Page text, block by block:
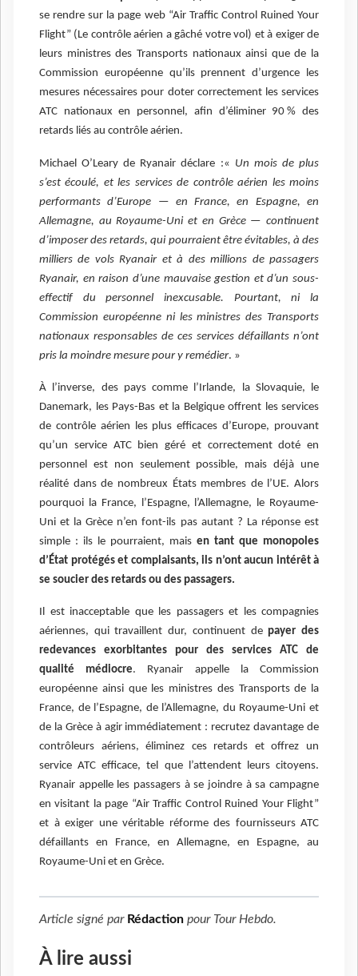
se rendre sur la page web “Air Traffic Control Ruined Your
Flight” (Le contrôle aérien a gâché votre vol) et à exiger de
leurs ministres des Transports nationaux ainsi que de la
Commission européenne qu’ils prennent d’urgence les
mesures nécessaires pour doter correctement les services
ATC nationaux en personnel, afin d’éliminer 90 % des
retards liés au contrôle aérien.
Michael O’Leary de Ryanair déclare :« Un mois de plus
s’est écoulé, et les services de contrôle aérien les moins
performants d’Europe — en France, en Espagne, en
Allemagne, au Royaume-Uni et en Grèce — continuent
d’imposer des retards, qui pourraient être évitables, à des
milliers de vols Ryanair et à des millions de passagers
Ryanair, en raison d’une mauvaise gestion et d’un sous-
effectif du personnel inexcusable. Pourtant, ni la
Commission européenne ni les ministres des Transports
nationaux responsables de ces services défaillants n’ont
pris la moindre mesure pour y remédier. »
À l’inverse, des pays comme l’Irlande, la Slovaquie, le
Danemark, les Pays-Bas et la Belgique offrent les services
de contrôle aérien les plus efficaces d’Europe, prouvant
qu’un service ATC bien géré et correctement doté en
personnel est non seulement possible, mais déjà une
réalité dans de nombreux États membres de l’UE. Alors
pourquoi la France, l’Espagne, l’Allemagne, le Royaume-
Uni et la Grèce n’en font-ils pas autant ? La réponse est
simple : ils le pourraient, mais en tant que monopoles
d’État protégés et complaisants, ils n’ont aucun intérêt à
se soucier des retards ou des passagers.
Il est inacceptable que les passagers et les compagnies
aériennes, qui travaillent dur, continuent de payer des
redevances exorbitantes pour des services ATC de
qualité médiocre. Ryanair appelle la Commission
européenne ainsi que les ministres des Transports de la
France, de l’Espagne, de l’Allemagne, du Royaume-Uni et
de la Grèce à agir immédiatement : recrutez davantage de
contrôleurs aériens, éliminez ces retards et offrez un
service ATC efficace, tel que l’attendent leurs citoyens.
Ryanair appelle les passagers à se joindre à sa campagne
en visitant la page “Air Traffic Control Ruined Your Flight”
et à exiger une véritable réforme des fournisseurs ATC
défaillants en France, en Allemagne, en Espagne, au
Royaume-Uni et en Grèce.
Article signé par Rédaction pour Tour Hebdo.
À lire aussi